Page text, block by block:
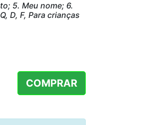
5. Meu nome; 6.
D, F, Para crianças
COMPRAR